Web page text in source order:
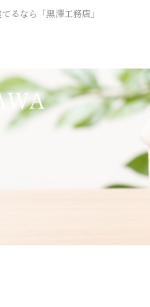
るなら「黒澤工務店」